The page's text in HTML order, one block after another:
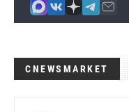
CNEWSMARKET